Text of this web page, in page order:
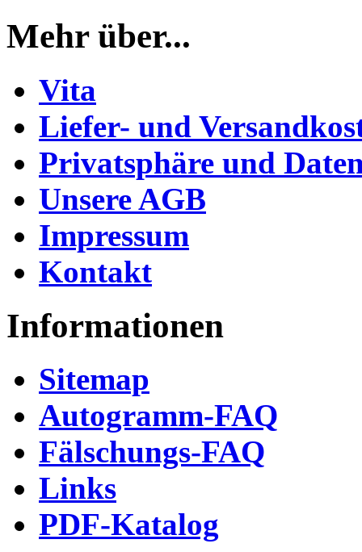
Mehr über...
Vita
Liefer- und
Privatsphäre und
Unsere AGB
Impressum
Kontakt
Informationen
Sitemap
Autogramm-FAQ
Fälschungs-FAQ
Links
PDF-Katalog